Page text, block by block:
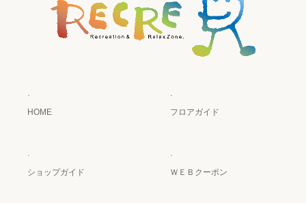
HOME フロアガイド
ショップガイド ＷＥＢクーポン